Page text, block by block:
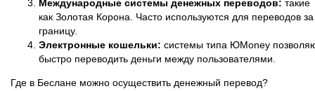
Международные системы денежных переводов: такие
как Золотая Корона. Часто используются для переводов за
границу.
Электронные кошельки: системы типа ЮMoney
быстро переводить деньги между пользователями.
Где в Беслане можно осуществить денежный перевод?